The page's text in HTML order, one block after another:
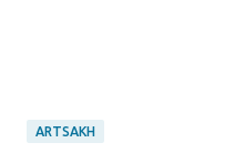
ARTSAKH